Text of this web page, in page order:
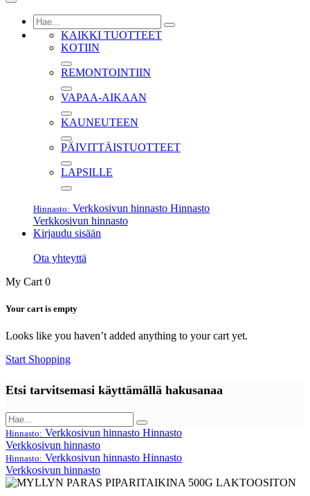
KAIKKI TUOTTEET
KOTIIN
REMONTOINTIIN
VAPAA-AIKAAN
KAUNEUTEEN
PÄIVITTÄISTUOTTEET
LAPSILLE
Hinnasto: Verkkosivun hinnasto Hinnasto
Verkkosivun hinnasto
Kirjaudu sisään
Ota yhteyttä
My Cart 0
Your cart is empty
Looks like you haven’t added anything to your cart yet.
Start Shopping
Etsi tarvitsemasi käyttämällä hakusanaa
Hinnasto: Verkkosivun hinnasto Hinnasto
Verkkosivun hinnasto
Hinnasto: Verkkosivun hinnasto Hinnasto
Verkkosivun hinnasto